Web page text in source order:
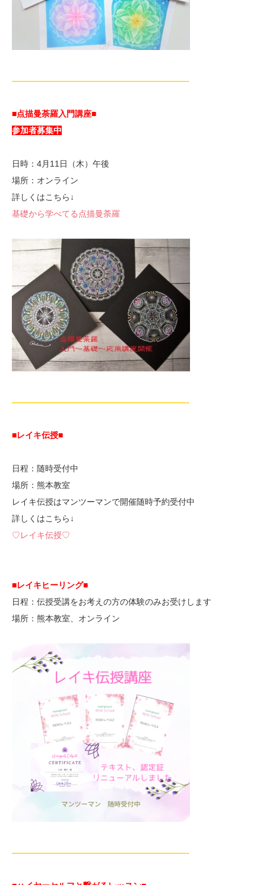
—————————————————————-
■点描曼荼羅入門講座■
参加者募集中
日時：4月11日（木）午後
場所：オンライン
詳しくはこちら↓
基礎から学べてる点描曼荼羅
—————————————————————-
■レイキ伝授■
日程：随時受付中
場所：熊本教室
レイキ伝授はマンツーマンで開催随時予約受付中
詳しくはこちら↓
♡レイキ伝授♡
■レイキヒーリング■
日程：伝授受講をお考えの方の体験のみお受けします
場所：熊本教室、オンライン
—————————————————————-